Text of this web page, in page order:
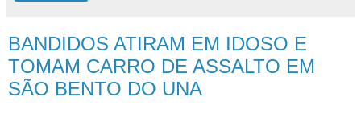
BANDIDOS ATIRAM EM IDOSO E
TOMAM CARRO DE ASSALTO EM
SÃO BENTO DO UNA